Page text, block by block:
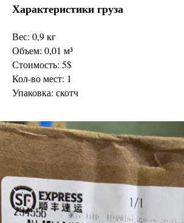
Характеристики груза
Вес: 0,9 кг
Объем: 0,01 м³
Стоимость: 5$
Кол-во мест: 1
Упаковка: скотч